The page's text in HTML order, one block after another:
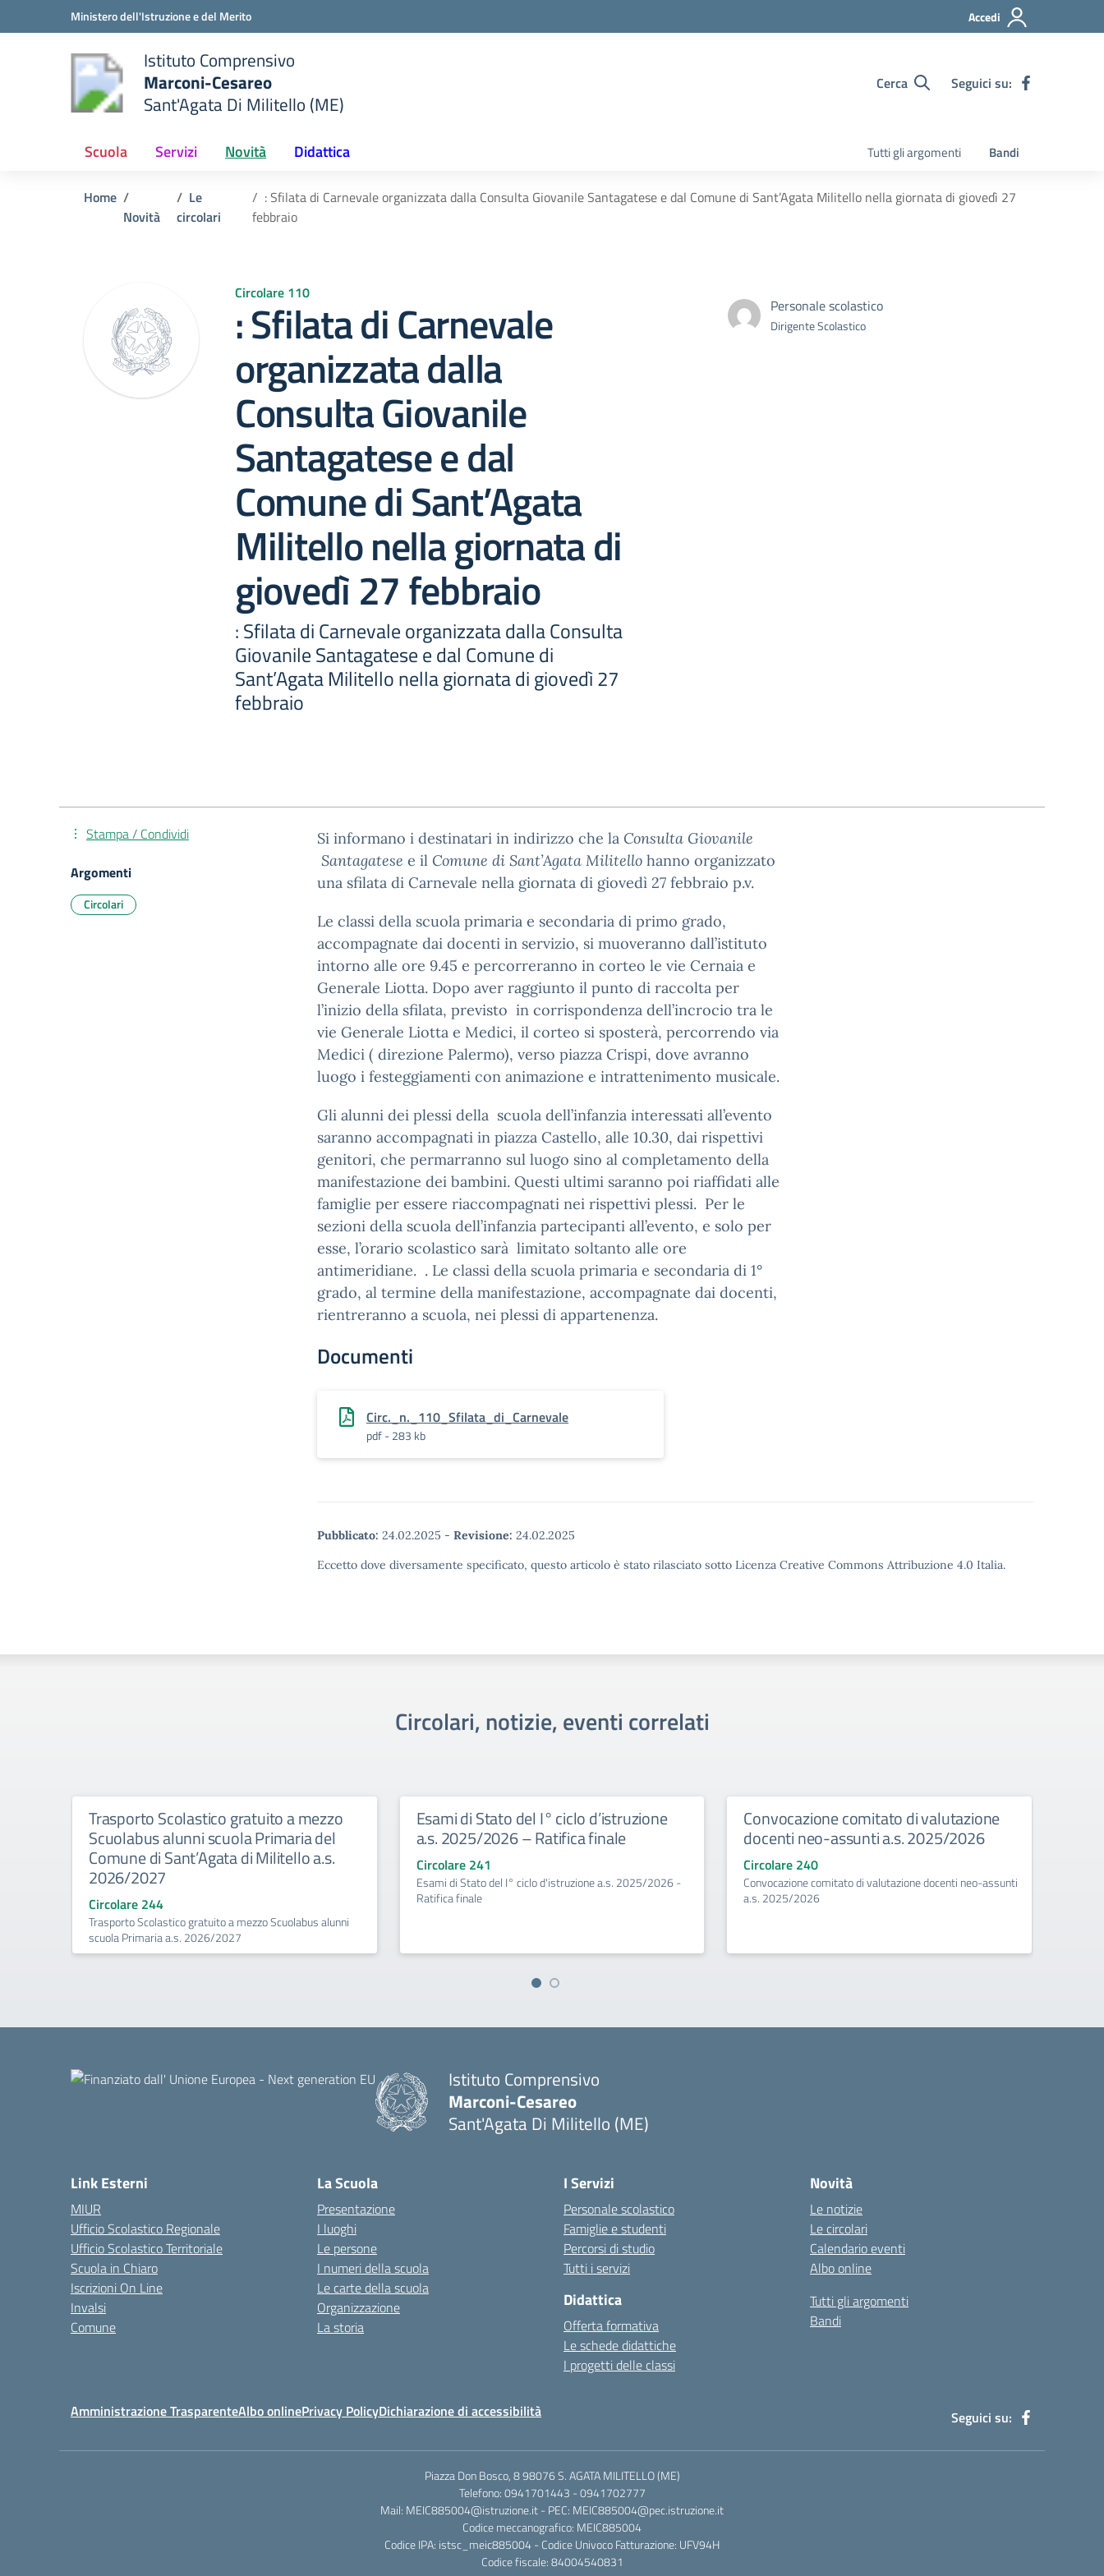
Vai ai contenuti
Vai al menu di navigazioneMinistero dell'Istruzione e del Merito Accedi
scuola
Istituto Comprensivo
Marconi-Cesareo
Sant'Agata Di Militello (ME)
Cerca Seguici su:
Scuola Servizi Novità Didattica Tutti gli argomenti Bandi
Home
Novità
Le
circolari
: Sfilata di Carnevale organizzata dalla Consulta Giovanile Santagatese e dal Comune di Sant’Agata Militello nella giornata di giovedì 27
febbraio
Circolare 110
: Sfilata di Carnevale
organizzata dalla
Consulta Giovanile
Santagatese e dal
Comune di Sant’Agata
Militello nella giornata di
giovedì 27 febbraio
: Sfilata di Carnevale organizzata dalla Consulta
Giovanile Santagatese e dal Comune di
Sant’Agata Militello nella giornata di giovedì 27
febbraio
Personale scolastico
Dirigente Scolastico
Si informano i destinatari in indirizzo che la Consulta Giovanile
Santagatese e il Comune di Sant’Agata Militello hanno organizzato
una sfilata di Carnevale nella giornata di giovedì 27 febbraio p.v.
Le classi della scuola primaria e secondaria di primo grado,
accompagnate dai docenti in servizio, si muoveranno dall’istituto
intorno alle ore 9.45 e percorreranno in corteo le vie Cernaia e
Generale Liotta. Dopo aver raggiunto il punto di raccolta per
l’inizio della sfilata, previsto in corrispondenza dell’incrocio tra le
vie Generale Liotta e Medici, il corteo si sposterà, percorrendo via
Medici ( direzione Palermo), verso piazza Crispi, dove avranno
luogo i festeggiamenti con animazione e intrattenimento musicale.
Gli alunni dei plessi della scuola dell’infanzia interessati all’evento
saranno accompagnati in piazza Castello, alle 10.30, dai rispettivi
genitori, che permarranno sul luogo sino al completamento della
manifestazione dei bambini. Questi ultimi saranno poi riaffidati alle
famiglie per essere riaccompagnati nei rispettivi plessi. Per le
sezioni della scuola dell’infanzia partecipanti all’evento, e solo per
esse, l’orario scolastico sarà limitato soltanto alle ore
antimeridiane. . Le classi della scuola primaria e secondaria di 1°
grado, al termine della manifestazione, accompagnate dai docenti,
rientreranno a scuola, nei plessi di appartenenza.
Documenti
Circ._n._110_Sfilata_di_Carnevale
pdf - 283 kb
Pubblicato: 24.02.2025 - Revisione: 24.02.2025
Eccetto dove diversamente specificato, questo articolo è stato rilasciato sotto Licenza Creative Commons Attribuzione 4.0 Italia.
Stampa / Condividi
Argomenti
Circolari
Circolari, notizie, eventi correlati
Trasporto Scolastico gratuito a mezzo
Scuolabus alunni scuola Primaria del
Comune di Sant’Agata di Militello a.s.
2026/2027
Circolare 244
Trasporto Scolastico gratuito a mezzo Scuolabus alunni
scuola Primaria a.s. 2026/2027
Esami di Stato del I° ciclo d’istruzione
a.s. 2025/2026 – Ratifica finale
Circolare 241
Esami di Stato del I° ciclo d'istruzione a.s. 2025/2026 -
Ratifica finale
Convocazione comitato di valutazione
docenti neo-assunti a.s. 2025/2026
Circolare 240
Convocazione comitato di valutazione docenti neo-assunti
a.s. 2025/2026
Istituto Comprensivo
Marconi-Cesareo
Sant'Agata Di Militello (ME)
Link Esterni
MIUR
Ufficio Scolastico Regionale
Ufficio Scolastico Territoriale
Scuola in Chiaro
Iscrizioni On Line
Invalsi
Comune
La Scuola
Presentazione
I luoghi
Le persone
I numeri della scuola
Le carte della scuola
Organizzazione
La storia
I Servizi
Personale scolastico
Famiglie e studenti
Percorsi di studio
Tutti i servizi
Didattica
Offerta formativa
Le schede didattiche
I progetti delle classi
Novità
Le notizie
Le circolari
Calendario eventi
Albo online
Tutti gli argomenti
Bandi
Amministrazione TrasparenteAlbo onlinePrivacy PolicyDichiarazione di accessibilità Seguici su:
Piazza Don Bosco, 8 98076 S. AGATA MILITELLO (ME)
Telefono: 0941701443 - 0941702777
Mail: MEIC885004@istruzione.it - PEC: MEIC885004@pec.istruzione.it
Codice meccanografico: MEIC885004
Codice IPA: istsc_meic885004 - Codice Univoco Fatturazione: UFV94H
Codice fiscale: 84004540831